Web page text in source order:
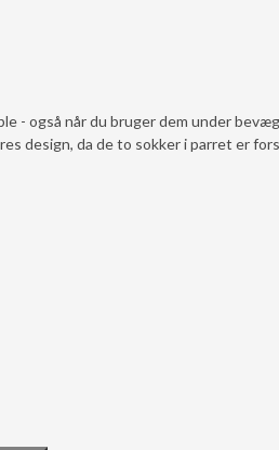
også når du bruger dem under
design, da de to sokker i parret er